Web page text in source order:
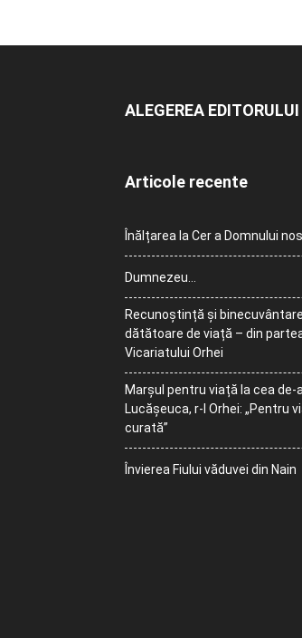
ALEGEREA EDITORULUI
Articole recente
Înălțarea la Cer a Domnului
Dumnezeu…
Recunoștință și
dătătoare de viață – din
Vicariatului Orhei
Marșul pentru viață la cea de-
Lucășeuca, r-l Orhei: „Pentru
curată”
Învierea Fiului văduvei din Nain